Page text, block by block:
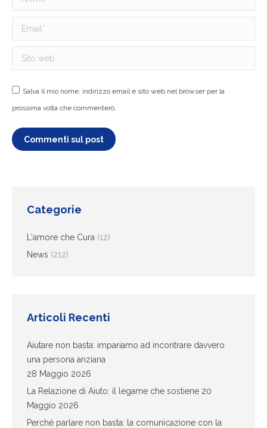
Email *
Sito web
Salva il mio nome, indirizzo email e sito web nel browser per la
prossima volta che commenterò.
Commenti sul post
Categorie
L'amore che Cura (12)
News (212)
Articoli Recenti
Aiutare non basta: impariamo ad incontrare davvero
una persona anziana
28 Maggio 2026
La Relazione di Aiuto: il legame che sostiene 20
Maggio 2026
Perché parlare non basta: la comunicazione con la